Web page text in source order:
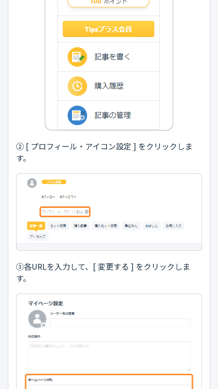
② [ プロフィール・アイコン設定 ] をクリックしま
す。
③各URLを入力して、[ 変更する ] をクリックしま
す。